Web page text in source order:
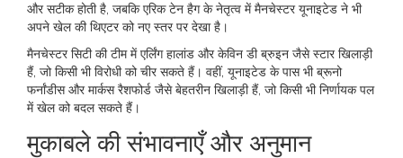
और सटीक होती है, जबकि एरिक टेन हैग के नेतृत्व में मैनचेस्टर यूनाइटेड ने भी
अपने खेल की थिएटर को नए स्तर पर देखा है।
मैनचेस्टर सिटी की टीम में एर्लिंग हालांड और केविन डी ब्रुइन जैसे स्टार खिलाड़ी
हैं, जो किसी भी विरोधी को चीर सकते हैं। वहीं, यूनाइटेड के पास भी ब्रूनो
फर्नांडीस और मार्कस रैशफोर्ड जैसे बेहतरीन खिलाड़ी हैं, जो किसी भी निर्णायक पल
में खेल को बदल सकते हैं।
मुकाबले की संभावनाएँ और अनुमान